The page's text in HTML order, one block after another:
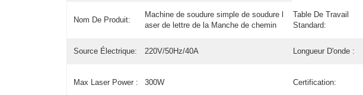
Nom De Produit:
Machine de soudure simple de soudure l
aser de lettre de la Manche de chemin
Table De Travail
Standard:
Source Électrique: 220V/50Hz/40A Longueur D'onde :
Max Laser Power : 300W Certification: